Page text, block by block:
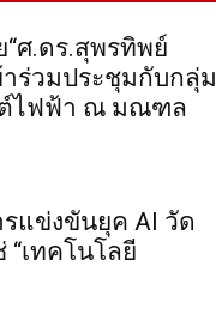
“ศ.ดร.สุพรทิพย์
าร่วมประชุมกับกลุ่ม
ไฟฟ้า ณ มณฑล
รแข่งขันยุค AI วัด
“เทคโนโลยี